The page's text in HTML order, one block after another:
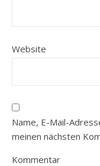
Website
Name, E-Mail-
meinen nächsten
Kommentar